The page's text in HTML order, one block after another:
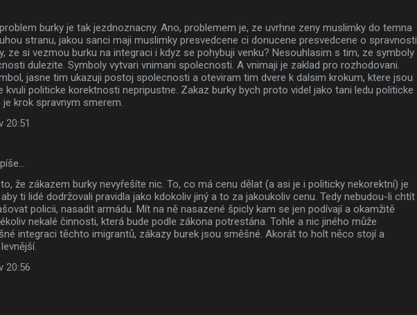
burky je tak jezdnoznacny. Ano, problemem je, ze uvrhne zeny muslimky do temna
stranu, jakou sanci maji muslimky presvedcene ci donucene presvedcene o spravnosti
ze si vezmou burku na integraci i kdyz se pohybuji venku? Nesouhlasim s tim, ze symboly
dulezite. Symboly vytvari vnimani spolecnosti. A vnimaji je zaklad pro rozhodovani.
jasne tim ukazuji postoj spolecnosti a oteviram tim dvere k dalsim krokum, ktere jsou
kvuli politicke korektnosti nepripustne. Zakaz burky bych proto videl jako tani ledu politicke
krok spravnym smerem.
20:51
píše…
že zákazem burky nevyřešíte nic. To, co má cenu dělat (a asi je i politicky nekorektní) je
ti lidé dodržovali pravidla jako kdokoliv jiný a to za jakoukoliv cenu. Tedy nebudou-li chtít
policii, nasadit armádu. Mít na ně nasazené špicly kam se jen podívají a okamžitě
nekalé činnosti, která bude podle zákona potrestána. Tohle a nic jiného může
integraci těchto imigrantů, zákazy burek jsou směšné. Akorát to holt něco stojí a
20:56